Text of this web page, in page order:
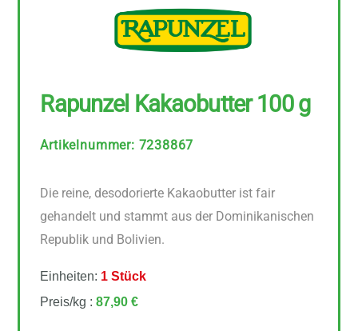
Rapunzel Kakaobutter 100 g
Artikelnummer: 7238867
Die reine, desodorierte Kakaobutter ist fair
gehandelt und stammt aus der Dominikanischen
Republik und Bolivien.
Einheiten: 1 Stück
Preis/kg :87,90 €